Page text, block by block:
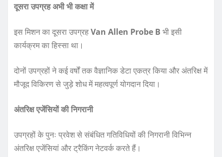
दूसरा उपग्रह अभी भी कक्षा में
इस मिशन का दूसरा उपग्रहVan Allen Probe B भी इसी
कार्यक्रम का हिस्सा था।
दोनों उपग्रहों ने कई वर्षों तक वैज्ञानिक डेटा एकत्र किया और अंतरिक्ष में
मौजूद विकिरण से जुड़े शोध में महत्वपूर्ण योगदान दिया।
अंतरिक्ष एजेंसियों की निगरानी
उपग्रहों के पुनः प्रवेश से संबंधित गतिविधियों की निगरानी विभिन्न
अंतरिक्ष एजेंसियां और ट्रैकिंग नेटवर्क करते हैं।